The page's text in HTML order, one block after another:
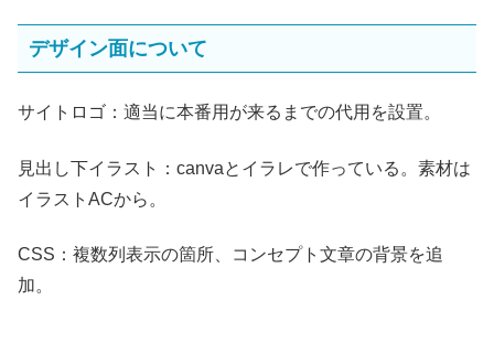
デザイン面について
サイトロゴ：適当に本番用が来るまでの代用を設置。
見出し下イラスト：canvaとイラレで作っている。素材は
イラストACから。
CSS：複数列表示の箇所、コンセプト文章の背景を追
加。